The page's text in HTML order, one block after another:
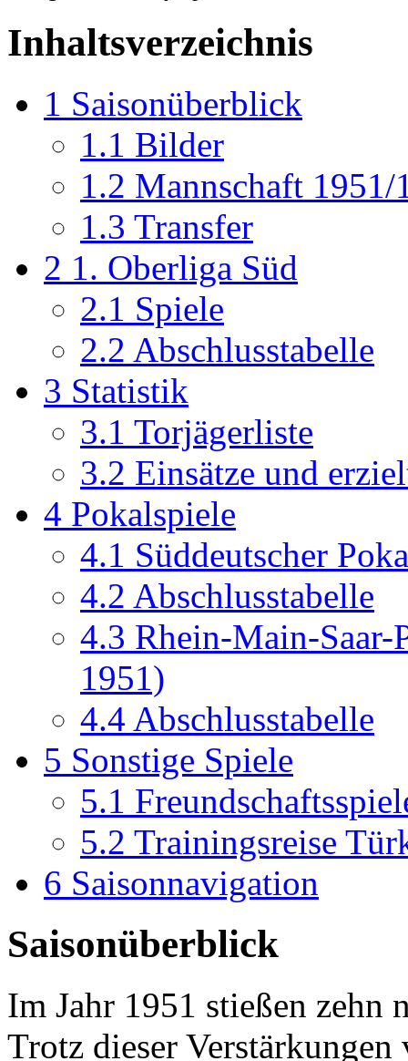
Inhaltsverzeichnis
1 Saisonüberblick
1.1 Bilder
1.2 Mannschaft 1951/
1.3 Transfer
2 1. Oberliga Süd
2.1 Spiele
2.2 Abschlusstabelle
3 Statistik
3.1 Torjägerliste
3.2 Einsätze und
4 Pokalspiele
4.1 Süddeutscher
4.2 Abschlusstabelle
4.3 Rhein-Main-Saar-
1951)
4.4 Abschlusstabelle
5 Sonstige Spiele
5.1
5.2 Trainingsreise
6 Saisonnavigation
Saisonüberblick
Im Jahr 1951 stießen zehn
Trotz dieser